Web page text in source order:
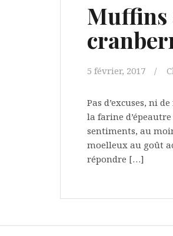
Muffins
5 février, 2017
Pas d’excuses, ni
la farine
sentiments, au
moelleux au goût
répondre […]